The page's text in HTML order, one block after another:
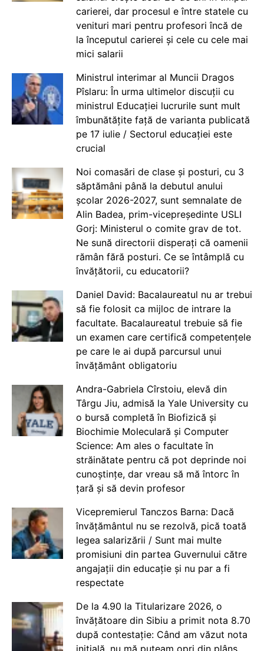
carierei, dar procesul e între statele cu
venituri mari pentru profesori încă de
la începutul carierei și cele cu cele mai
mici salarii
Ministrul interimar al Muncii Dragos
Pîslaru: În urma ultimelor discuții cu
ministrul Educației lucrurile sunt mult
îmbunătățite față de varianta publicată
pe 17 iulie / Sectorul educației este
crucial
Noi comasări de clase și posturi, cu 3
săptămâni până la debutul anului
școlar 2026-2027, sunt semnalate de
Alin Badea, prim-vicepreședinte USLI
Gorj: Ministerul o comite grav de tot.
Ne sună directorii disperați că oamenii
rămân fără posturi. Ce se întâmplă cu
învățătorii, cu educatorii?
Daniel David: Bacalaureatul nu ar trebui
să fie folosit ca mijloc de intrare la
facultate. Bacalaureatul trebuie să fie
un examen care certifică competențele
pe care le ai după parcursul unui
învățământ obligatoriu
Andra-Gabriela Cîrstoiu, elevă din
Târgu Jiu, admisă la Yale University cu
o bursă completă în Biofizică și
Biochimie Moleculară și Computer
Science: Am ales o facultate în
străinătate pentru că pot deprinde noi
cunoștințe, dar vreau să mă întorc în
țară și să devin profesor
Vicepremierul Tanczos Barna: Dacă
învățământul nu se rezolvă, pică toată
legea salarizării / Sunt mai multe
promisiuni din partea Guvernului către
angajații din educație și nu par a fi
respectate
De la 4.90 la Titularizare 2026, o
învățătoare din Sibiu a primit nota 8.70
după contestație: Când am văzut nota
inițială, nu mă puteam opri din plâns.